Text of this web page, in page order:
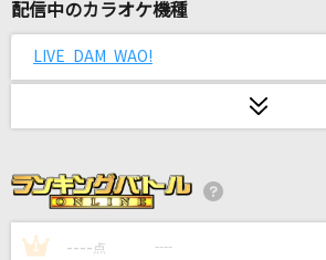
Shangri-La(ON AIR SIZE)
きゅんかわ人生
走る人
カラーボトル
配信中のカラオケ機種
LIVE DAM WAO!
1 ---- 点 ----